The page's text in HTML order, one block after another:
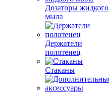
Дозаторы жидкого
мыла
Держатели
полотенец
Стаканы